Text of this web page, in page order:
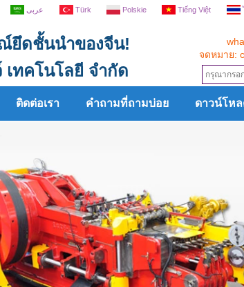
ยึดชั้นนำของจีน!
เทคโนโลยี จำกัด
จดหมาย:
عربى Türk Polskie Tiếng Việt
ติดต่อเรา คำถามที่ถามบ่อย ดาวน์โห